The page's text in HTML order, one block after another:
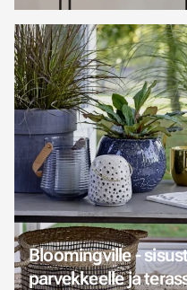
Bloomingville -
parvekkeelle ja